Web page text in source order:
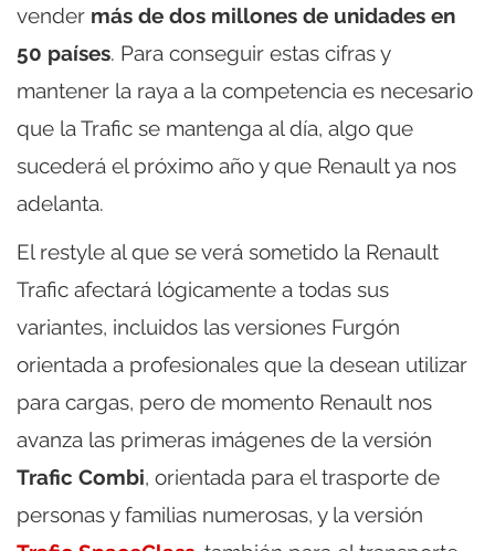
vender más de dos millones de unidades en
50 países. Para conseguir estas cifras y
mantener la raya a la competencia es necesario
que la Trafic se mantenga al día, algo que
sucederá el próximo año y que Renault ya nos
adelanta.
El restyle al que se verá sometido la Renault
Trafic afectará lógicamente a todas sus
variantes, incluidos las versiones Furgón
orientada a profesionales que la desean utilizar
para cargas, pero de momento Renault nos
avanza las primeras imágenes de la versión
Trafic Combi, orientada para el trasporte de
personas y familias numerosas, y la versión